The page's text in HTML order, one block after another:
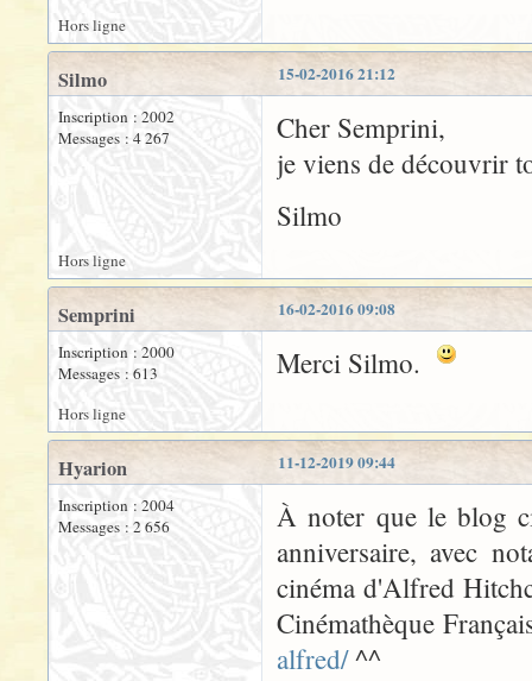
Hors ligne
15-02-2016 21:12
Silmo
Inscription : 2002
Messages : 4 267
Cher Semprini,
je viens de découvrir
Silmo
Hors ligne
16-02-2016 09:08
Semprini
Inscription : 2000
Messages : 613
Merci Silmo.
Hors ligne
11-12-2019 09:44
Hyarion
Inscription : 2004
Messages : 2 656
À noter que le blog
anniversaire, avec
cinéma d'Alfred
Cinémathèque
alfred/^^